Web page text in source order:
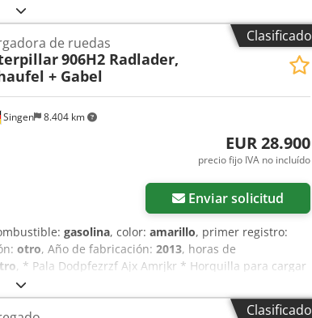
con eficacia en todo tipo de obra. Motor potente,
PRECIO A CONSULTAR Altura de excavación: 8.940
mm Capacidad de depósito: 415 l Estabilizadores:Clasificado
Singen 8.404 km
de ruedas
906H2 Radlader,
+ Gabel
EUR 28.900
precio fijo IVA no incluído
Enviar solicitud
gasolina, color: amarillo, primer registro:
otro, Año de fabricación: 2013, horas de
, * Pala Dodpfezrzf Ajx Amrjkr * Horquilla para cargar
Clasificado